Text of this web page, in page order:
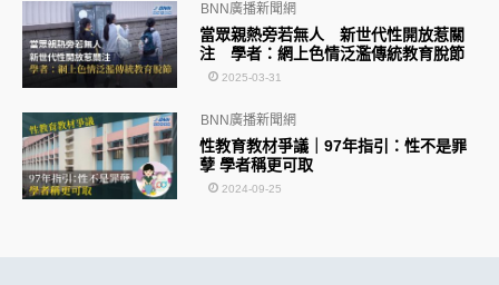
當眾親熱旁若無人 新世代性開放惹關
注 學者：網上色情泛濫傳統教育脫節
BNN廣播新聞網
2025-03-31
性教育教材爭議｜97年指引：性不是罪
孽 學者稱更可取
BNN廣播新聞網
2024-09-25